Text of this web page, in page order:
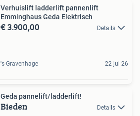
Verhuislift ladderlift pannenlift
Emminghaus Geda Elektrisch
€ 3.900,00 Details
's-Gravenhage 22 jul 26
Geda pannelift/ladderlift!
Bieden Details